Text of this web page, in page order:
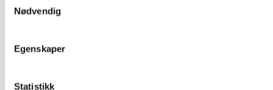
Nødvendig
Egenskaper
Statistikk